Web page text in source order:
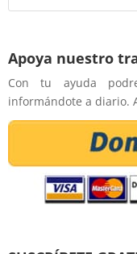
Apoya nuestro
Con tu ayuda
informándote a diario.